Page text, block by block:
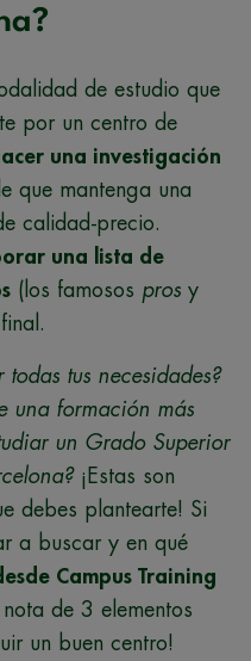
de estudio que
por un centro de
una investigación
que mantenga una
calidad-precio.
una lista de
(los famosos pros y
tus necesidades?
una formación más
un Grado Superior
¡Estas son
debes plantearte! Si
a buscar y en qué
Campus Training
nota de 3 elementos
un buen centro!